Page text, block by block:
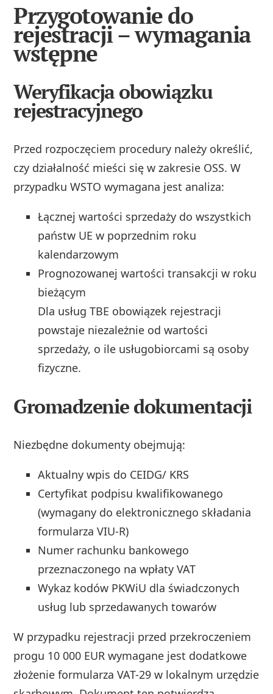
Przygotowanie do
rejestracji – wymagania
wstępne
Weryfikacja obowiązku
rejestracyjnego
Przed rozpoczęciem procedury należy określić,
czy działalność mieści się w zakresie OSS. W
przypadku WSTO wymagana jest analiza:
Łącznej wartości sprzedaży do wszystkich
państw UE w poprzednim roku
kalendarzowym
Prognozowanej wartości transakcji w roku
bieżącym
Dla usług TBE obowiązek rejestracji
powstaje niezależnie od wartości
sprzedaży, o ile usługobiorcami są osoby
fizyczne.
Gromadzenie dokumentacji
Niezbędne dokumenty obejmują:
Aktualny wpis do CEIDG/ KRS
Certyfikat podpisu kwalifikowanego
(wymagany do elektronicznego składania
formularza VIU-R)
Numer rachunku bankowego
przeznaczonego na wpłaty VAT
Wykaz kodów PKWiU dla świadczonych
usług lub sprzedawanych towarów
W przypadku rejestracji przed przekroczeniem
progu 10 000 EUR wymagane jest dodatkowe
złożenie formularza VAT-29 w lokalnym urzędzie